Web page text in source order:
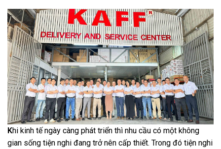
Khi kinh tế ngày càng phát triển thì nhu cầu có một không
gian sống tiện nghi đang trở nên cấp thiết. Trong đó tiện nghi